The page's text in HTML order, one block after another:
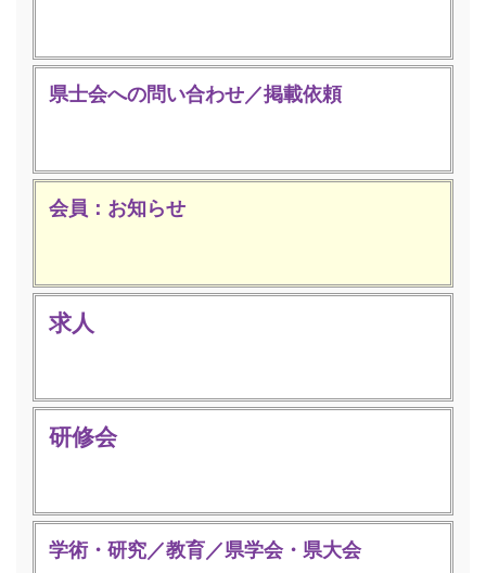
県士会への問い合わせ／掲載依頼
会員：お知らせ
求人
研修会
学術・研究／教育／県学会・県大会